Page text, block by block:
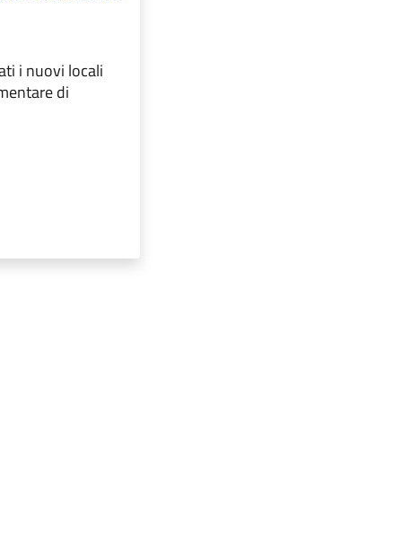
i nuovi locali
di